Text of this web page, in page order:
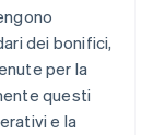
dei bonifici,
per la
questi
e la